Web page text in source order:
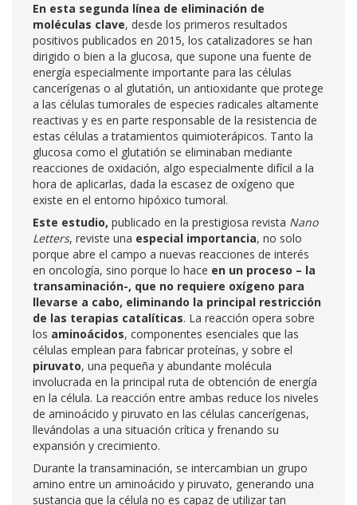
En esta segunda línea de eliminación de
moléculas clave, desde los primeros resultados
positivos publicados en 2015, los catalizadores se han
dirigido o bien a la glucosa, que supone una fuente de
energía especialmente importante para las células
cancerígenas o al glutatión, un antioxidante que protege
a las células tumorales de especies radicales altamente
reactivas y es en parte responsable de la resistencia de
estas células a tratamientos quimioterápicos. Tanto la
glucosa como el glutatión se eliminaban mediante
reacciones de oxidación, algo especialmente difícil a la
hora de aplicarlas, dada la escasez de oxígeno que
existe en el entorno hipóxico tumoral.
Este estudio, publicado en la prestigiosa revista Nano
Letters, reviste una especial importancia, no solo
porque abre el campo a nuevas reacciones de interés
en oncología, sino porque lo hace en un proceso – la
transaminación-, que no requiere oxígeno para
llevarse a cabo, eliminando la principal restricción
de las terapias catalíticas. La reacción opera sobre
los aminoácidos, componentes esenciales que las
células emplean para fabricar proteínas, y sobre el
piruvato, una pequeña y abundante molécula
involucrada en la principal ruta de obtención de energía
en la célula. La reacción entre ambas reduce los niveles
de aminoácido y piruvato en las células cancerígenas,
llevándolas a una situación crítica y frenando su
expansión y crecimiento.
Durante la transaminación, se intercambian un grupo
amino entre un aminoácido y piruvato, generando una
sustancia que la célula no es capaz de utilizar tan